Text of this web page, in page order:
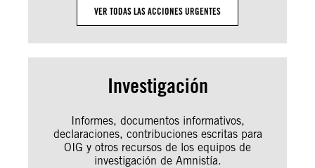
VER TODAS LAS ACCIONES URGENTES
Investigación
Informes, documentos informativos,
declaraciones, contribuciones escritas para
OIG y otros recursos de los equipos de
investigación de Amnistía.